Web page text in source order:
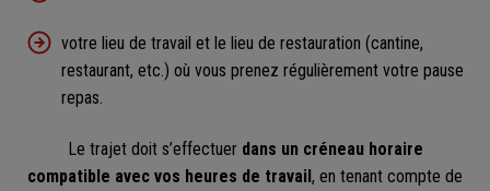
votre lieu de travail et le lieu de restauration (cantine,
restaurant, etc.) où vous prenez régulièrement votre pause
repas.
Le trajet doit s’effectuer dans un créneau horaire
compatible avec vos heures de travail, en tenant compte de